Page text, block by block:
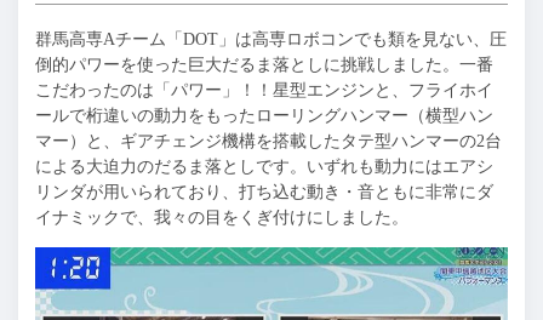
群馬高専Aチーム「DOT」は高専ロボコンでも類を見ない、圧
倒的パワーを使った巨大だるま落としに挑戦しました。一番
こだわったのは「パワー」！！星型エンジンと、フライホイ
ールで桁違いの動力をもったローリングハンマー（横型ハン
マー）と、ギアチェンジ機構を搭載したタテ型ハンマーの2台
による大迫力のだるま落としです。いずれも動力にはエアシ
リンダが用いられており、打ち込む動き・音ともに非常にダ
イナミックで、我々の目をくぎ付けにしました。